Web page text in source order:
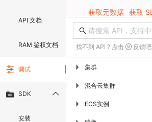
API 文档
RAM 鉴权文档
调试
SDK
安装
获取元数据 获取
找不到 API ? 点击 反馈吧
▶ 集群
▶ 混合云集群
▶ ECS实例